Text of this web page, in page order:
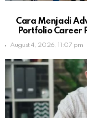
Cara Menjadi
Portfolio Career
August 4, 2026, 11:07 pm